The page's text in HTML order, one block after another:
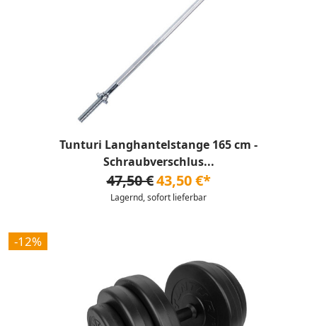
Tunturi Langhantelstange 165 cm -
Schraubverschlus...
47,50 €43,50 €*
Lagernd, sofort lieferbar
-12%